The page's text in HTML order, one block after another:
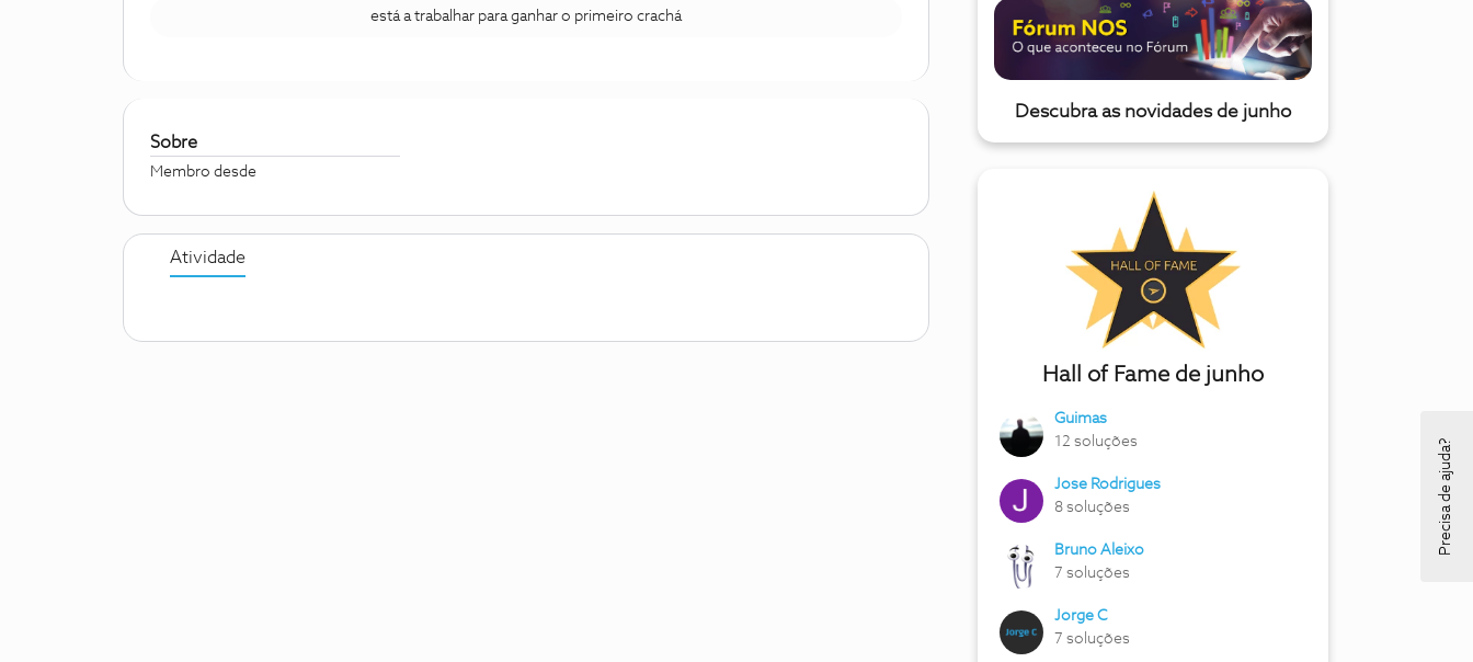
está a trabalhar para ganhar o primeiro crachá
Sobre
Membro desde
Atividade
Descubra as novidades de junho
Hall of Fame de junho
Guimas
12 soluções
Jose Rodrigues
8 soluções
Bruno Aleixo
7 soluções
Jorge C
7 soluções
Precisa de ajuda?